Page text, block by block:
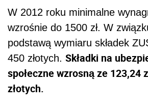
W 2012 roku minimalne
wzrośnie do 1500 zł. W
podstawą wymiaru składek
450 złotych. Składki na
społeczne wzrosną ze 123,24
złotych.